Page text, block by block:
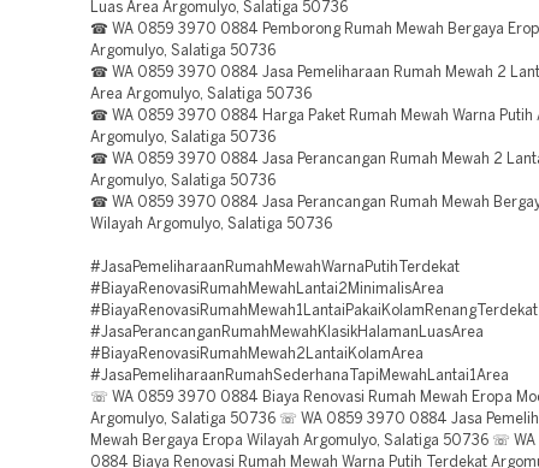
Luas Area Argomulyo, Salatiga 50736
☎ WA 0859 3970 0884 Pemborong Rumah Mewah Bergaya
Argomulyo, Salatiga 50736
☎ WA 0859 3970 0884 Jasa Pemeliharaan Rumah Mewah 2
Area Argomulyo, Salatiga 50736
☎ WA 0859 3970 0884 Harga Paket Rumah Mewah Warna Putih
Argomulyo, Salatiga 50736
☎ WA 0859 3970 0884 Jasa Perancangan Rumah Mewah 2
Argomulyo, Salatiga 50736
☎ WA 0859 3970 0884 Jasa Perancangan Rumah Mewah
Wilayah Argomulyo, Salatiga 50736
#JasaPemeliharaanRumahMewahWarnaPutihTerdekat
#BiayaRenovasiRumahMewahLantai2MinimalisArea
#BiayaRenovasiRumahMewah1LantaiPakaiKolamRenangTerdekat
#JasaPerancanganRumahMewahKlasikHalamanLuasArea
#BiayaRenovasiRumahMewah2LantaiKolamArea
#JasaPemeliharaanRumahSederhanaTapiMewahLantai1Area
☏ WA 0859 3970 0884 Biaya Renovasi Rumah Mewah Eropa
Argomulyo, Salatiga 50736 ☏ WA 0859 3970 0884 Jasa
Mewah Bergaya Eropa Wilayah Argomulyo, Salatiga 50736 ☏
0884 Biaya Renovasi Rumah Mewah Warna Putih Terdekat